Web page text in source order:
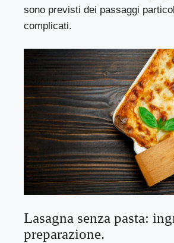
sono previsti dei passaggi
complicati.
Lasagna senza pasta:
preparazione.